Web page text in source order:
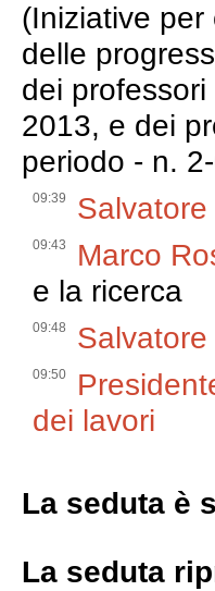
(Iniziative
delle
dei
2013, e dei
periodo - n.
09:39 Salvatore
09:43 Marco
e la ricerca
09:48 Salvatore
09:50
dei lavori
La seduta è
La seduta